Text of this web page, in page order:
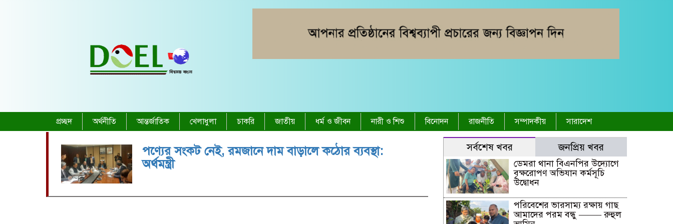
প্রচ্ছদ অর্থনীতি আন্তর্জাতিক খেলাধুলা চাকরি জাতীয় ধর্ম ও জীবন নারী ও শিশু বিনোদন রাজনীতি সম্পাদকীয় সারাদেশ
পণ্যের সংকট নেই, রমজানে দাম বাড়ালে কঠোর ব্যবস্থা:
অর্থমন্ত্রী
সর্বশেষ খবর জনপ্রিয় খবর
ডেমরা থানা বিএনপির উদ্যোগে
বৃক্ষরোপণ অভিযান কর্মসূচি
উদ্বোধন
পরিবেশের ভারসাম্য রক্ষায় গাছ
আমাদের পরম বন্ধু ——– রুহুল